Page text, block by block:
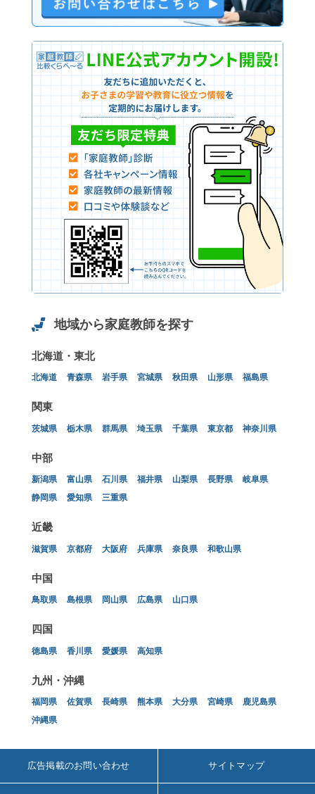
地域から家庭教師を探す
北海道・東北
北海道 青森県 岩手県 宮城県 秋田県 山形県 福島県
関東
茨城県 栃木県 群馬県 埼玉県 千葉県 東京都 神奈川県
中部
新潟県 富山県 石川県 福井県 山梨県 長野県
岐阜県
静岡県
愛知県 三重県
近畿
滋賀県 京都府 大阪府 兵庫県 奈良県 和歌山県
中国
鳥取県 島根県 岡山県 広島県 山口県
四国
徳島県 香川県 愛媛県 高知県
九州・沖縄
福岡県 佐賀県 長崎県 熊本県 大分県 宮崎県
鹿児島県
沖縄県
広告掲載のお問い合わせ サイトマップ